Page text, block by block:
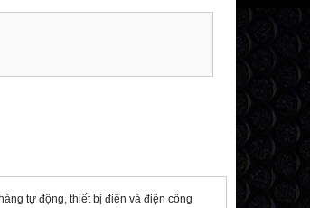
tự động, thiết bị điện và điện công